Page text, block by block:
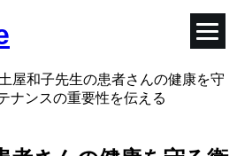
土屋和子先生の患者さんの健康を守
ナンスの重要性を伝える